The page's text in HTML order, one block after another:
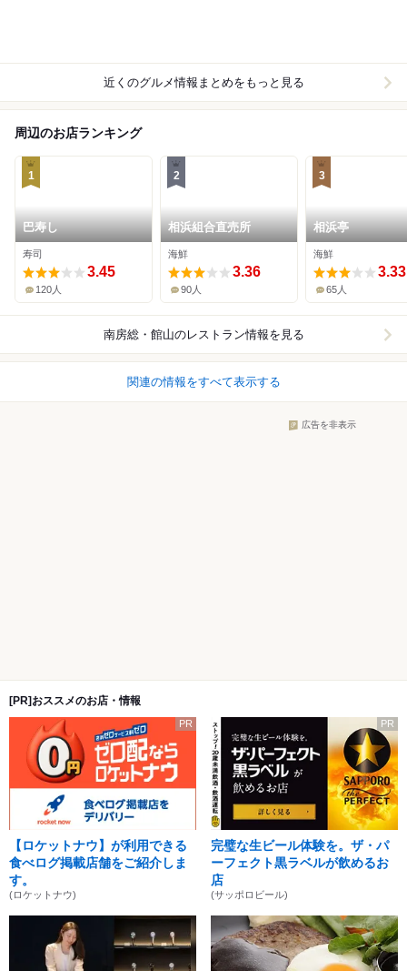
近くのグルメ情報まとめをもっと見る
周辺のお店ランキング
1
巴寿し
寿司
3.45
120人
2
相浜組合直売所
海鮮
3.36
90人
3
相浜亭
海鮮
3.33
65人
南房総・館山のレストラン情報を見る
関連の情報をすべて表示する
広告を非表示
[PR]おススメのお店・情報
PR
【ロケットナウ】が利用できる
食べログ掲載店舗をご紹介しま
す。
(ロケットナウ)
PR
完璧な生ビール体験を。ザ・パ
ーフェクト黒ラベルが飲めるお
店
(サッポロビール)